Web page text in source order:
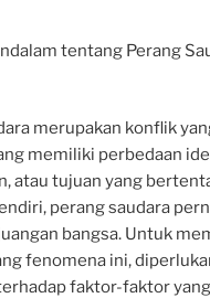
tentang Perang
merupakan konflik
memiliki perbedaan
atau tujuan yang
perang saudara
bangsa. Untuk
fenomena ini,
faktor-faktor